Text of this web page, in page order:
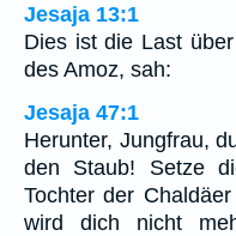
Jesaja 13:1
Dies ist die Last
des Amoz, sah:
Jesaja 47:1
Herunter, Jungfrau,
den Staub! Setze
Tochter der
wird dich nicht